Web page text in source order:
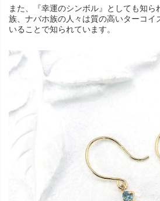
また、『幸運のシンボル』としても知ら
族、ナバホ族の人々は質の高いターコイ
いることで知られています。